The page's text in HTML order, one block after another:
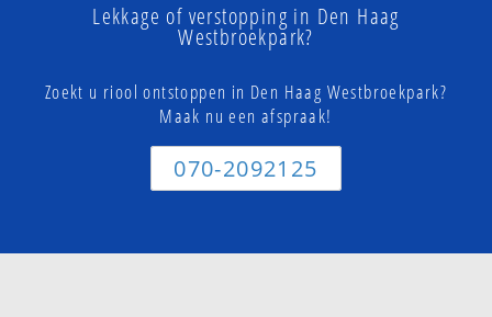
Lekkage of verstopping in Den Haag
Westbroekpark?
Zoekt u riool ontstoppen in Den Haag Westbroekpark?
Maak nu een afspraak!
070-2092125